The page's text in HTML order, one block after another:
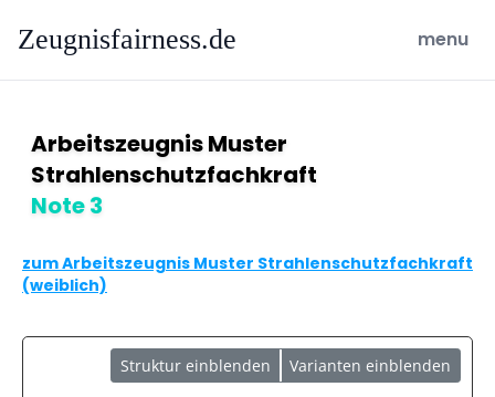
Zeugnisfairness.de open
menu
Arbeitszeugnis Muster
Strahlenschutzfachkraft
Note 3
zum Arbeitszeugnis Muster Strahlenschutzfachkraft
(weiblich)
Struktur einblenden Varianten einblenden